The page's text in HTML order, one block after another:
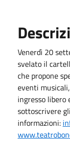
Venerdì 20
svelato il
che propone
eventi
ingresso libero
sottoscrivere
informazioni: